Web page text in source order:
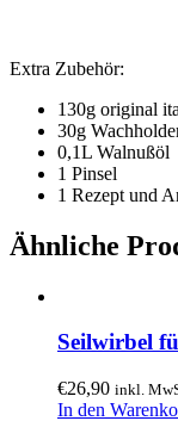
Extra Zubehör:
130g original
30g
0,1L Walnußöl
1 Pinsel
1 Rezept und
Ähnliche
Seilwirbel
€26,90 inkl.
In den